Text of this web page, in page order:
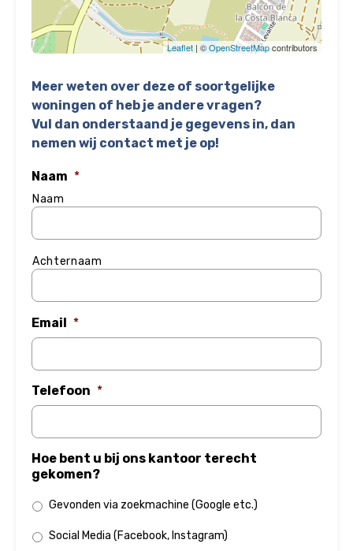
Leaflet | ©OpenStreetMapcontributors
Meer weten over deze of soortgelijke
woningen of heb je andere vragen?
Vul dan onderstaand je gegevens in, dan
nemen wij contact met je op!
Naam *
Naam
Achternaam
Email *
Telefoon *
Hoe bent u bij ons kantoor terecht
gekomen?
Gevonden via zoekmachine (Google etc.)
Social Media (Facebook, Instagram)